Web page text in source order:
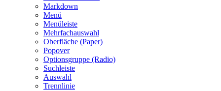
Markdown
Menü
Menüleiste
Mehrfachauswahl
Oberfläche (Paper)
Popover
Optionsgruppe (Radio)
Suchleiste
Auswahl
Trennlinie